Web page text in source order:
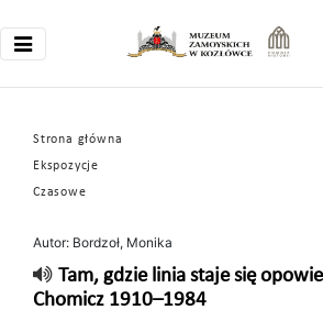
Strona główna
Ekspozycje
Czasowe
Autor: Bordzoł, Monika
Tam, gdzie linia staje się
Chomicz 1910–1984